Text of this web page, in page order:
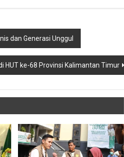
dan Generasi Unggul
HUT ke-68 Provinsi Kalimantan Timur